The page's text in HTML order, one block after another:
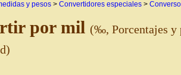
y pesos > Convertidores especiales >
por mil (‰, Porcentajes y